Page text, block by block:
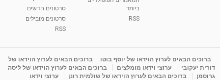
ליסה גרוסמן - המרכז לאימון התנהגותי - קשב
09:12
מדיטציה בדמיון מודרך - היכרות עם האני הפנימי
מאת admin 11 שנים 3,649 צפיות
ביותר
RSS
סרטונים חדשים
סרטונים מובילים
RSS
ברוכים הבאים לערוץ הוידאו של יוסף בוטו
ברוכים הבאים לערוץ הוידאו של
דורית יעקובי
ערוצי וידאו מומלצים
ברוכים הבאים לערוץ הוידאו של ליסה
גרוסמן
ברוכים הבאים לערוץ הוידאו של שולמית רונן
ערוצי וידאו